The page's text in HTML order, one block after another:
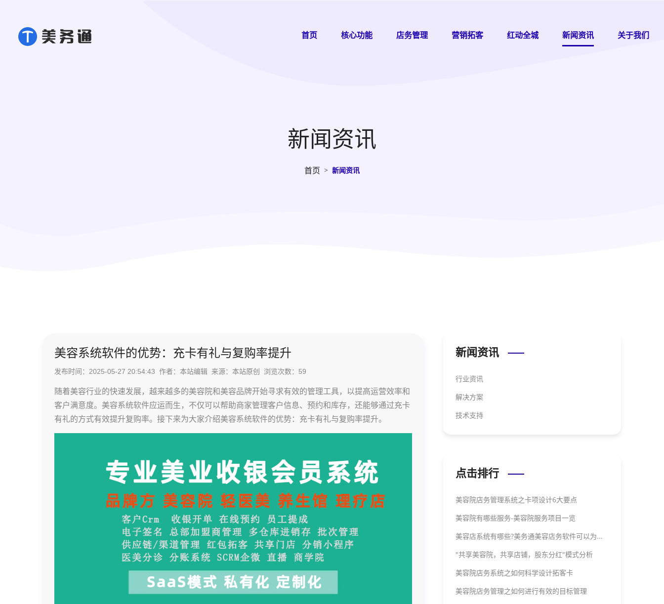
首页 核心功能 店务管理 营销拓客 红动全城 新闻资讯 关于我们
新闻资讯
首页 新闻资讯
美容系统软件的优势：充卡有礼与复购率提升
发布时间：2025-05-27 20:54:43 作者：本站编辑 来源：本站原创 浏览次数： 59
随着美容行业的快速发展，越来越多的美容院和美容品牌开始寻求有效的管理工具，以提高运营效率和
客户满意度。美容系统软件应运而生，不仅可以帮助商家管理客户信息、预约和库存，还能够通过充卡
有礼的方式有效提升复购率。接下来为大家介绍美容系统软件的优势：充卡有礼与复购率提升。
新闻资讯
行业资讯
解决方案
技术支持
点击排行
美容院店务管理系统之卡项设计6大要点
美容院有哪些服务-美容院服务项目一览
美容店系统有哪些?美务通美容店务软件可以为...
"共享美容院，共享店铺，股东分红"模式分析
美容院店务系统之如何科学设计拓客卡
美容院店务管理之如何进行有效的目标管理